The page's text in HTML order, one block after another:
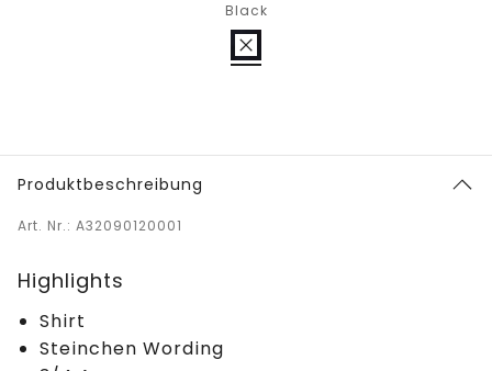
Black
Produktbeschreibung
Art. Nr.: A32090120001
Highlights
Shirt
Steinchen Wording